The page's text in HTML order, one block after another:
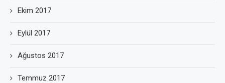
Ekim 2017
Eylül 2017
Ağustos 2017
Temmuz 2017